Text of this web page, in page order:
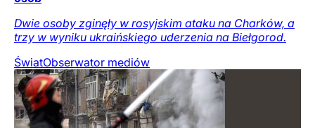
Dwie osoby zginęły w rosyjskim ataku na Charków, a
trzy w wyniku ukraińskiego uderzenia na Biełgorod.
ŚwiatObserwator mediów